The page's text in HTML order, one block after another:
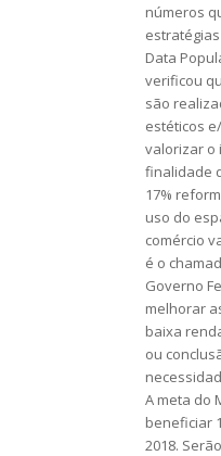
números
Data
verificou
são
estéticos
valorizar o
finalidade
17%
uso do
comércio
é o
Governo
melhorar
baixa
ou
A meta do
beneficiar
2018.